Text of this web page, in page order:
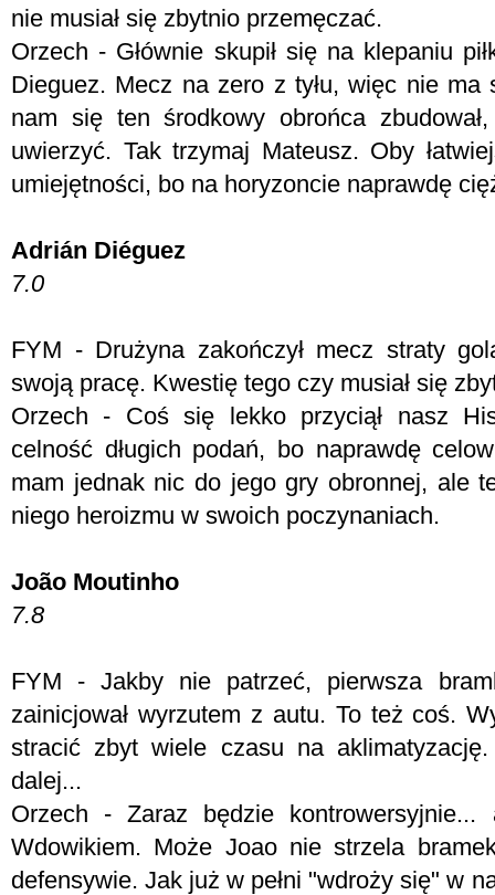
nie musiał się zbytnio przemęczać.
Orzech - Głównie skupił się na klepaniu
Dieguez. Mecz na zero z tyłu, więc nie
nam się ten środkowy obrońca
uwierzyć. Tak trzymaj Mateusz. Oby
umiejętności, bo na horyzoncie naprawdę
Adrián Diéguez
7.0
FYM - Drużyna zakończył mecz straty
swoją pracę. Kwestię tego czy musiał się
Orzech - Coś się lekko przyciął nasz
celność długich podań, bo naprawdę
mam jednak nic do jego gry obronnej, ale
niego heroizmu w swoich poczynaniach.
João Moutinho
7.8
FYM -Jakby nie patrzeć, pierwsza
zainicjował wyrzutem z autu. To też coś.
stracić zbyt wiele czasu na
dalej...
Orzech - Zaraz będzie
Wdowikiem. Może Joao nie strzela
defensywie. Jak już w pełni "wdroży się" w